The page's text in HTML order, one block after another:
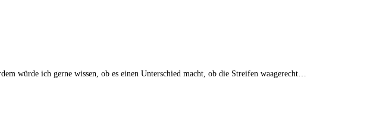
würde ich gerne wissen, ob es einen Unterschied macht, ob die Streifen waagerecht…